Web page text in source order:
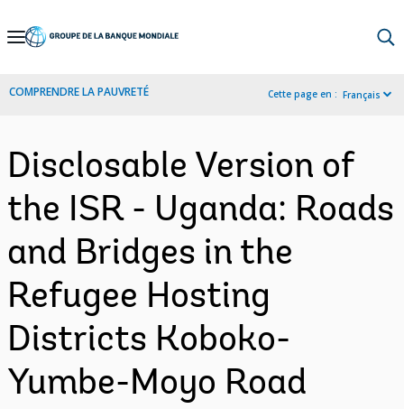
Skip
Navigation
COMPRENDRE LA PAUVRETÉ Cette page en : Français
Disclosable Version of
the ISR - Uganda: Roads
and Bridges in the
Refugee Hosting
Districts Koboko-
Yumbe-Moyo Road